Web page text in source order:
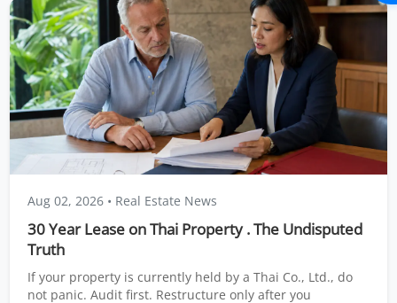
Aug 02, 2026 • Real Estate News
30 Year Lease on Thai Property . The Undisputed
Truth
If your property is currently held by a Thai Co., Ltd., do
not panic. Audit first. Restructure only after you